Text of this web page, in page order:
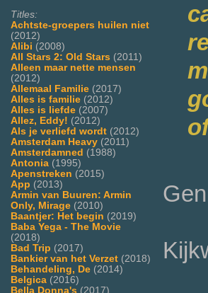
Titles:
Achtste-groepers huilen niet
(2012)
Alibi (2008)
All Stars 2: Old Stars (2011)
Alleen maar nette mensen
(2012)
Allemaal Familie (2017)
Alles is familie (2012)
Alles is liefde (2007)
Allez, Eddy! (2012)
Als je verliefd wordt (2012)
Amsterdam Heavy (2011)
Amsterdamned (1988)
Antonia (1995)
Apenstreken (2015)
App (2013)
Armin van Buuren: Armin
Only, Mirage (2010)
Baantjer: Het begin (2019)
Baba Yega - The Movie
(2018)
Bad Trip (2017)
Bankier van het Verzet (2018)
Behandeling, De (2014)
Belgica (2016)
Bella Donna's (2017)